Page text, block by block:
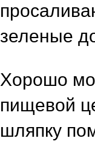
зеленые
Хорошо
пищевой
шляпку